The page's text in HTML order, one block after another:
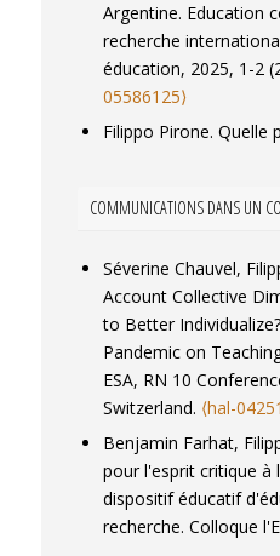
Argentine. Education
recherche
éducation, 2025, 1-2
05586125⟩
Filippo Pirone. Quelle
Recherches en
Filippo Pirone. La
accélérateur de
enseignant ?.Diversité
⟨10.35562/
Filippo Pirone. L’école
sanitaire : inégalités
sociaux.Cause
politique du PCF,
Romain Delès, Filippo
societal lockdown in
COMMUNICATIONS DANS UN
Séverine Chauvel,
Account Collective
to Better
Pandemic on
ESA, RN 10
Switzerland. ⟨hal-
Benjamin Farhat,
pour l'esprit critique à
dispositif éducatif
recherche. Colloque